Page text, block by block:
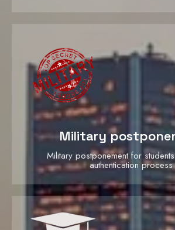
Military
Military postponement for
authentication process